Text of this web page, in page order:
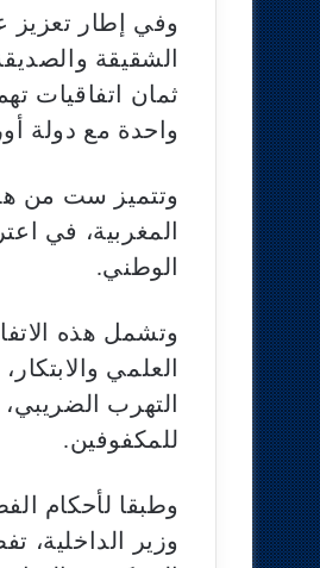
وفي إطار تعزيز
الشقيقة
ثمان اتفاقيات
واحدة مع دولة
وتتميز ست من
المغربية، في
الوطني.
وتشمل هذه
العلمي
التهرب
للمكفوفين.
وزير الداخلية،